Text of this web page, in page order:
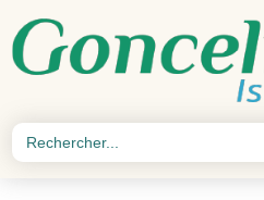
Search
for: